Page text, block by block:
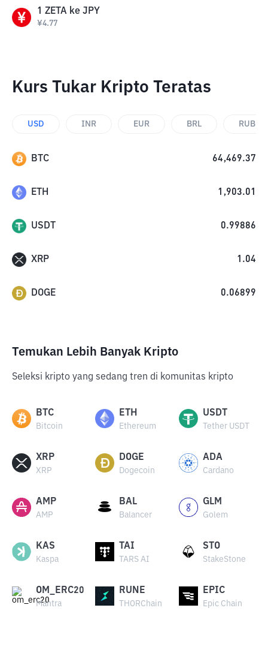
1 ZETA ke JPY
¥4.77
Kurs Tukar Kripto Teratas
USD INR EUR BRL RUB
BTC 64,469.37
ETH 1,903.01
USDT 0.99886
XRP 1.04
DOGE 0.06899
Temukan Lebih Banyak Kripto
Seleksi kripto yang sedang tren di komunitas kripto
BTC
Bitcoin
ETH
Ethereum
USDT
Tether USDT
XRP
XRP
DOGE
Dogecoin
ADA
Cardano
AMP
AMP
BAL
Balancer
GLM
Golem
KAS
Kaspa
TAI
TARS AI
STO
StakeStone
OM_ERC20
Mantra
RUNE
THORChain
EPIC
Epic Chain